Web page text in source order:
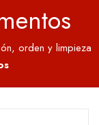
orden y limpieza